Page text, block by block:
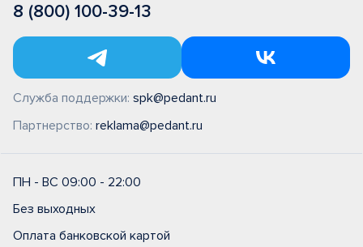
8 (800) 100-39-13
Служба поддержки: spk@pedant.ru
Партнерство: reklama@pedant.ru
ПН - ВС 09:00 - 22:00
Без выходных
Оплата банковской картой